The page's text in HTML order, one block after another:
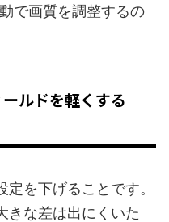
で画質を調整するの
ルドを軽くする
を下げることです。
きな差は出にくいた